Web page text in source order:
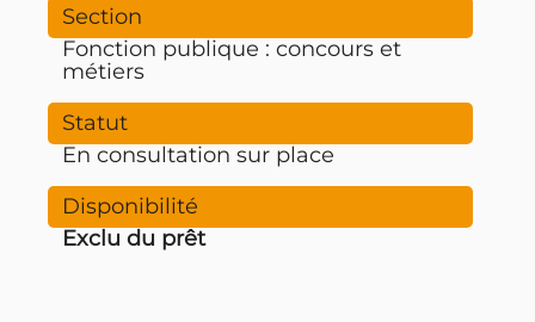
Fonction publique : concours et
métiers
En consultation sur place
Exclu du prêt